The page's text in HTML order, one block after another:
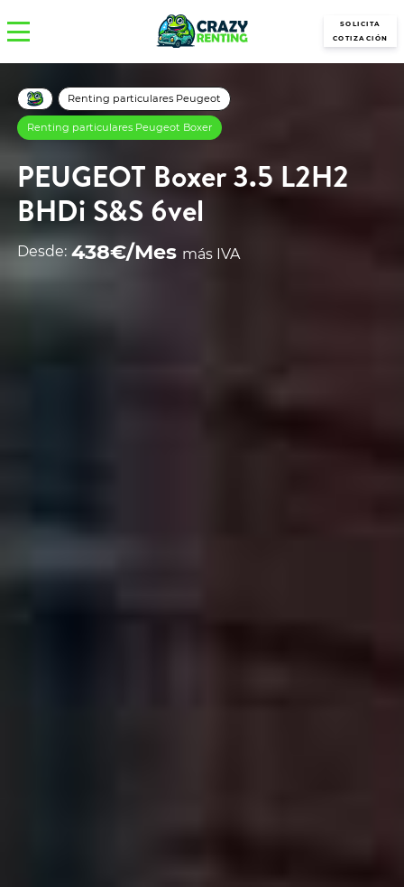
SOLICITA
COTIZACIÓN
Renting particulares Peugeot
Renting particulares Peugeot Boxer
PEUGEOT Boxer 3.5 L2H2
BHDi S&S 6vel
Desde: 438€/Mes más IVA